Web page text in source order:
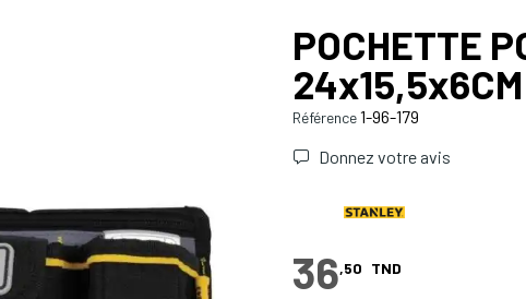
POCHETTE
Référence1-96-179
Donnez votre avis
36,50 TND